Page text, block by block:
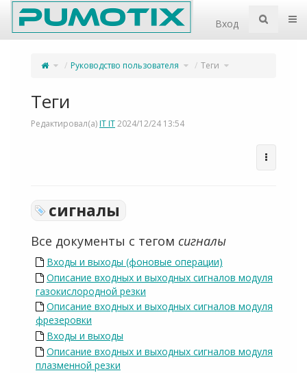
Home
Вход
Переключите
родительское
деревоРуководство пользователя Переключите
дерево
иерархии
Теги Переключите
дерево
иерархии
Теги
Редактировал(а)IT IT2024/12/24 13:54
сигналы
Все документы с тегом сигналы
Входы и выходы (фоновые операции)
Описание входных и выходных сигналов модуля
газокислородной резки
Описание входных и выходных сигналов модуля
фрезеровки
Входы и выходы
Описание входных и выходных сигналов модуля
плазменной резки